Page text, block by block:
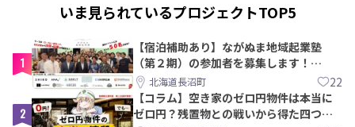
いま見られているプロジェクトTOP5
1
【宿泊補助あり】ながぬま地域起業塾
（第２期）の参加者を募集します！
【8/21〆】
北海道長沼町 22
2
【コラム】空き家のゼロ円物件は本当に
ゼロ円？残置物との戦いから得た四つの